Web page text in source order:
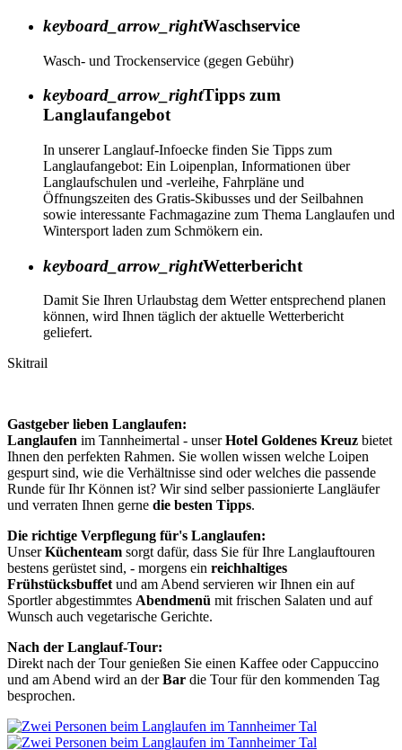
keyboard_arrow_rightWaschservice
Wasch- und Trockenservice (gegen Gebühr)
keyboard_arrow_rightTipps zum
Langlaufangebot
In unserer Langlauf-Infoecke finden Sie Tipps zum
Langlaufangebot: Ein Loipenplan, Informationen über
Langlaufschulen und -verleihe, Fahrpläne und
Öffnungszeiten des Gratis-Skibusses und der Seilbahnen
sowie interessante Fachmagazine zum Thema Langlaufen und
Wintersport laden zum Schmökern ein.
keyboard_arrow_rightWetterbericht
Damit Sie Ihren Urlaubstag dem Wetter entsprechend planen
können, wird Ihnen täglich der aktuelle Wetterbericht
geliefert.
Skitrail
Gastgeber lieben Langlaufen:
Langlaufen im Tannheimertal - unserHotel Goldenes Kreuz bietet
Ihnen den perfekten Rahmen. Sie wollen wissen welche Loipen
gespurt sind, wie die Verhältnisse sind oder welches die passende
Runde für Ihr Können ist? Wir sind selber passionierte Langläufer
und verraten Ihnen gerne die besten Tipps.
Die richtige Verpflegung für's Langlaufen:
UnserKüchenteam sorgt dafür, dass Sie für Ihre Langlauftouren
bestens gerüstet sind, - morgens ein reichhaltiges
Frühstücksbuffetund am Abend servieren wir Ihnen ein auf
Sportler abgestimmtes Abendmenü mit frischen Salaten und auf
Wunsch auch vegetarische Gerichte.
Nach der Langlauf-Tour:
Direkt nach der Tour genießen Sie einen Kaffee oder Cappuccino
und am Abend wird an derBar die Tour für den kommenden Tag
besprochen.